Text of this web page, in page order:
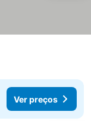
Ver preços